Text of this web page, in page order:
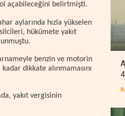
açabileceğini belirtmişti.
aylarında hızla yükselen
hükümete yakıt
benzin ve motorin
dikkate alınmamasını
yakıt vergisinin